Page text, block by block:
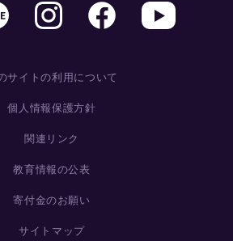
サイトの利用について
個人情報保護方針
関連リンク
教育情報の公表
寄付金のお願い
サイトマップ